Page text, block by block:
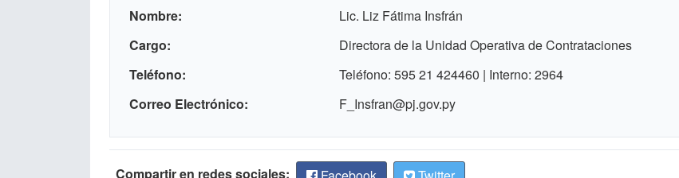
Nombre
Lic. Liz Fátima Insfrán
Cargo
Directora de la Unidad Operativa de Contrataciones
Teléfono
Teléfono: 595 21 424460 | Interno: 2964
Correo Electrónico
F_Insfran@pj.gov.py
Compartir en redes sociales: